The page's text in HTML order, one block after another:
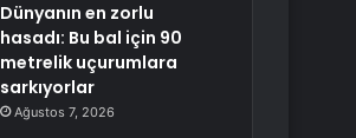
Dünyanın en zorlu
hasadı: Bu bal için 90
metrelik uçurumlara
sarkıyorlar
Ağustos 7, 2026